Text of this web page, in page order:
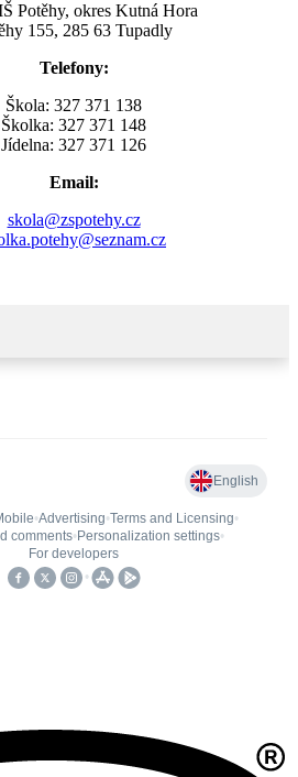
Potěhy, okres Kutná Hora
155, 285 63 Tupadly
Telefony:
Škola: 327 371 138
Školka: 327 371 148
Jídelna: 327 371 126
Email:
skola@zspotehy.cz